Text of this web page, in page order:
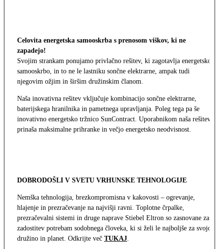
Celovita energetska samooskrba s prenosom viškov, ki ne
zapadejo!
Svojim strankam ponujamo privlačno rešitev, ki zagotavlja energetsko
samooskrbo, in to ne le lastniku sončne elektrarne, ampak tudi
njegovim ožjim in širšim družinskim članom.
Naša inovativna rešitev vključuje kombinacijo sončne elektrarne,
baterijskega hranilnika in pametnega upravljanja. Poleg tega pa še
inovativno energetsko tržnico SunContract. Uporabnikom naša rešitev
prinaša maksimalne prihranke in večjo energetsko neodvisnost.
DOBRODOŠLI V SVETU VRHUNSKE TEHNOLOGIJE
Nemška tehnologija, brezkompromisna v kakovosti – ogrevanje,
hlajenje in prezračevanje na najvišji ravni. Toplotne črpalke,
prezračevalni sistemi in druge naprave Stiebel Eltron so zasnovane za
zadostitev potrebam sodobnega človeka, ki si želi le najboljše za svojo
družino in planet. Odkrijte več TUKAJ.